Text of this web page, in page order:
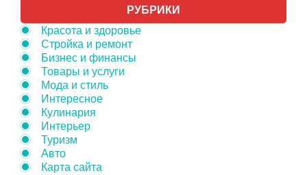
РУБРИКИ
Красота и здоровье
Стройка и ремонт
Бизнес и финансы
Товары и услуги
Мода и стиль
Интересное
Кулинария
Интерьер
Туризм
Авто
Карта сайта